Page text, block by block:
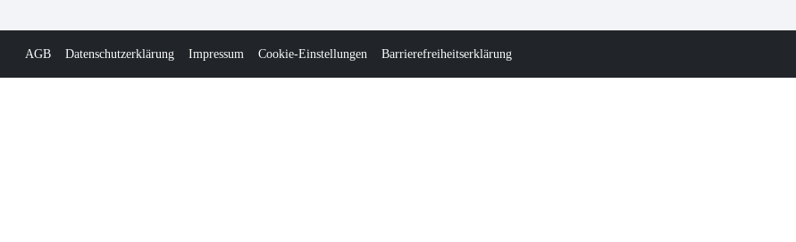
AGB Datenschutzerklärung Impressum Cookie-Einstellungen Barrierefreiheitserklärung